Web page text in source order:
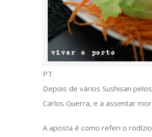
PT
Depois de vários Sushisan
Carlos Guerra, e a assentar
A aposta é como referi o